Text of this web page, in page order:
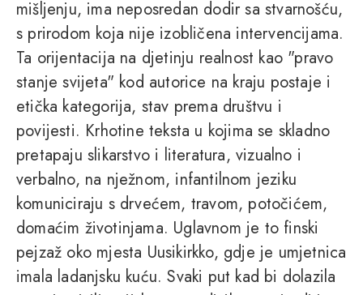
mišljenju, ima neposredan dodir sa stvarnošću,
s prirodom koja nije izobličena intervencijama.
Ta orijentacija na djetinju realnost kao "pravo
stanje svijeta" kod autorice na kraju postaje i
etička kategorija, stav prema društvu i
povijesti. Krhotine teksta u kojima se skladno
pretapaju slikarstvo i literatura, vizualno i
verbalno, na nježnom, infantilnom jeziku
komuniciraju s drvećem, travom, potočićem,
domaćim životinjama. Uglavnom je to finski
pejzaž oko mjesta Uusikirkko, gdje je umjetnica
imala ladanjsku kuću. Svaki put kad bi dolazila